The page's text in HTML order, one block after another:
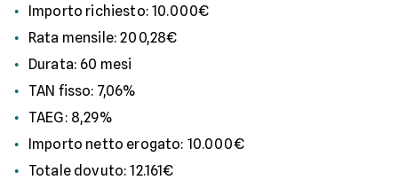
Importo richiesto: 10.000€
Rata mensile: 200,28€
Durata: 60 mesi
TAN fisso: 7,06%
TAEG: 8,29%
Importo netto erogato: 10.000€
Totale dovuto: 12.161€